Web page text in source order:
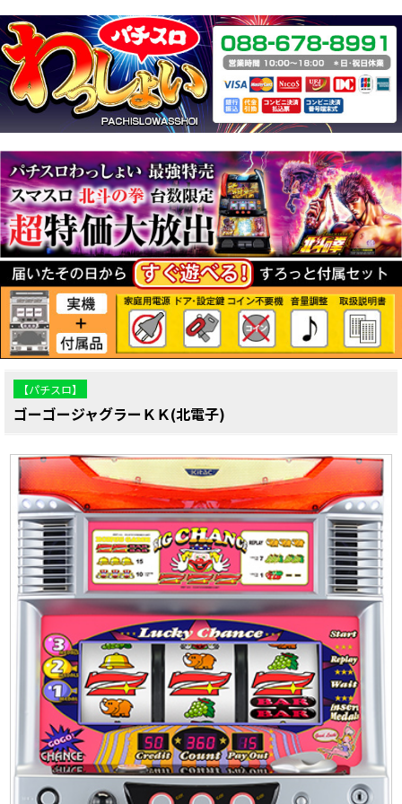
【パチスロ】
ゴーゴージャグラーＫＫ(北電子)